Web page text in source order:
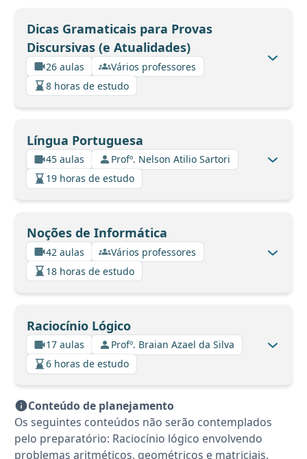
Dicas Gramaticais para Provas
Discursivas (e Atualidades)
26 aulas
Vários professores
8 horas de estudo
Língua Portuguesa
45 aulas
Profº. Nelson Atilio Sartori
19 horas de estudo
Noções de Informática
42 aulas
Vários professores
18 horas de estudo
Raciocínio Lógico
17 aulas
Profº. Braian Azael da Silva
6 horas de estudo
Conteúdo de planejamento
Os seguintes conteúdos não serão contemplados
pelo preparatório: Raciocínio lógico envolvendo
problemas aritméticos, geométricos e matriciais.